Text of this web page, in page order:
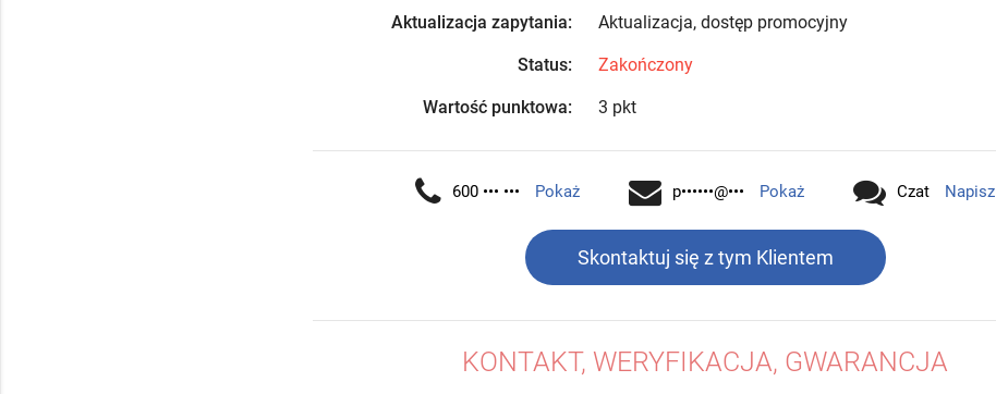
Aktualizacja zapytania: Aktualizacja, dostęp promocyjny
Status: Zakończony
Wartość punktowa: 3 pkt
600 ••• ••• Pokaż p••••••@••• Pokaż Czat Napisz
Skontaktuj się z tym Klientem
KONTAKT, WERYFIKACJA, GWARANCJA